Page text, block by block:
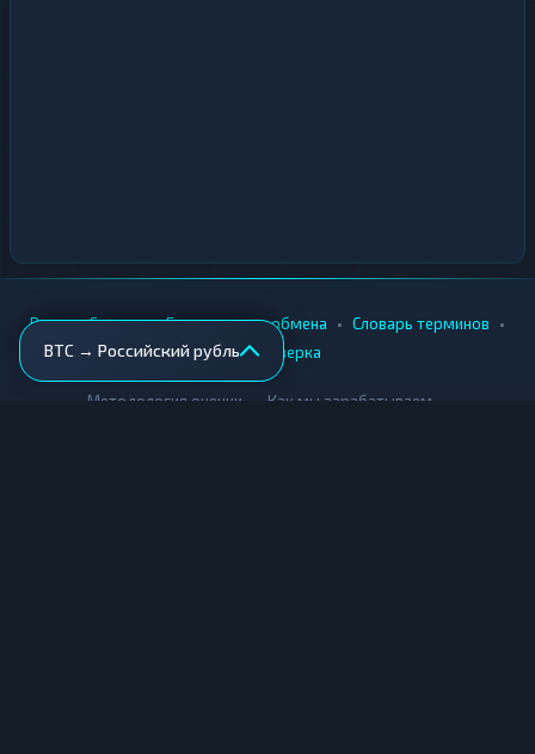
BTC → Российский рубль
Вики • Города • Безопасность обмена • Словарь терминов •
AML-проверка
Методология оценки Как мы зарабатываем